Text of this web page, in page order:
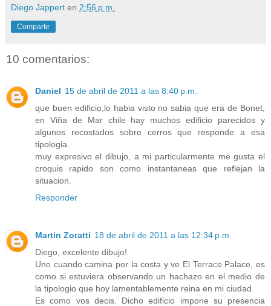
Diego Jappert en 2:56 p.m.
Compartir
10 comentarios:
Daniel 15 de abril de 2011 a las 8:40 p.m.
que buen edificio,lo habia visto no sabia que era de Bonet,
en Viña de Mar chile hay muchos edificio parecidos y
algunos recostados sobre cerros que responde a esa
tipologia.
muy expresivo el dibujo, a mi particularmente me gusta el
croquis rapido son como instantaneas que reflejan la
situacion.
Responder
Martin Zoratti 18 de abril de 2011 a las 12:34 p.m.
Diego, excelente dibujo!
Uno cuando camina por la costa y ve El Terrace Palace, es
como si estuviera observando un hachazo en el medio de
la tipologio que hoy lamentablemente reina en mi ciudad.
Es como vos decis. Dicho edificio impone su presencia